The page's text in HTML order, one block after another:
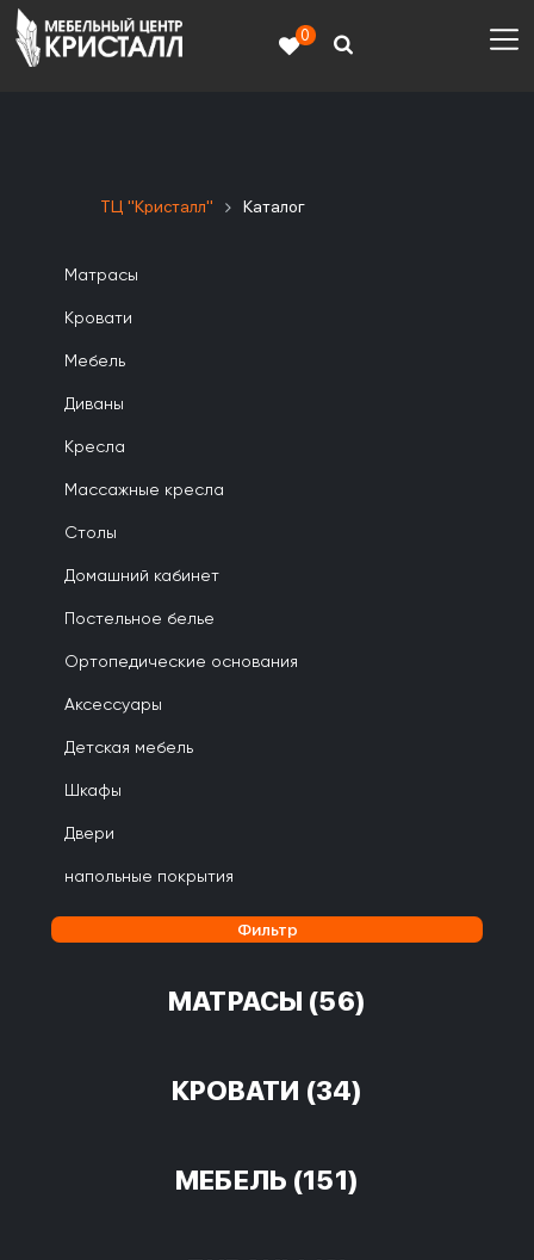
0
ТЦ "Кристалл" Каталог
Матрасы
Кровати
Мебель
Диваны
Кресла
Массажные кресла
Столы
Домашний кабинет
Постельное белье
Ортопедические основания
Аксессуары
Детская мебель
Шкафы
Двери
напольные покрытия
Фильтр
МАТРАСЫ (56)
КРОВАТИ (34)
МЕБЕЛЬ (151)